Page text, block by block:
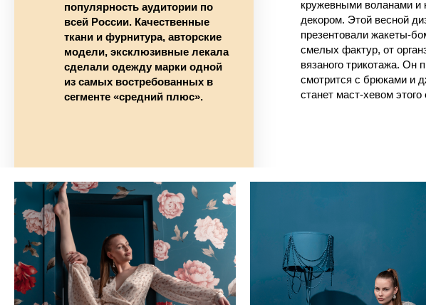
модели, эксклюзивные лекала
сделали одежду марки одной
из самых востребованных в
сегменте «средний плюс».
смелых фактур, от органзы до
вязаного трикотажа. Он прекрасно
смотрится с брюками и джинсами и
станет маст-хевом этого сезона.